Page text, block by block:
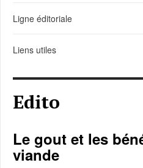
Ligne éditoriale
Liens utiles
Edito
Le gout et les
viande